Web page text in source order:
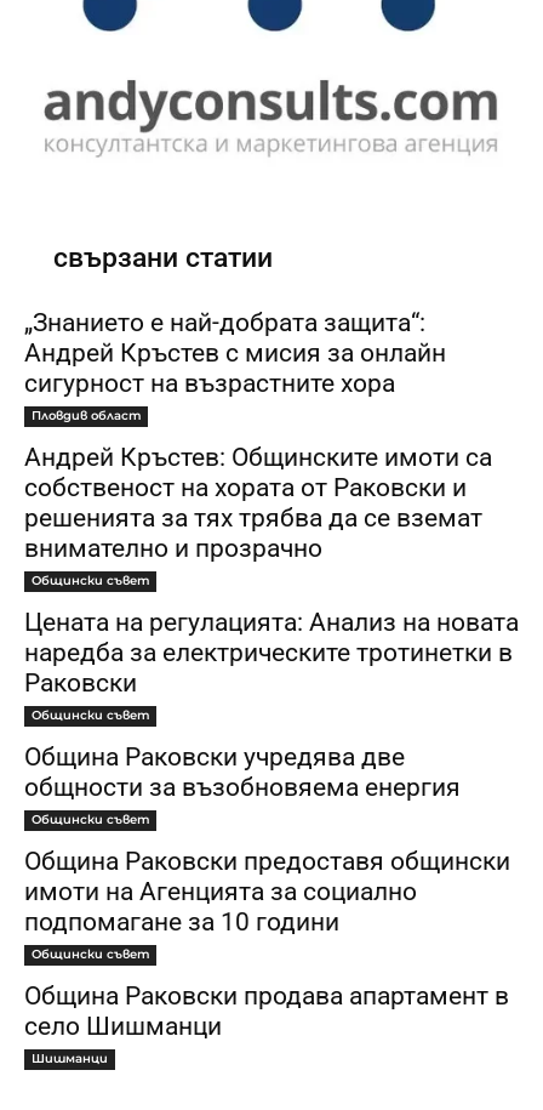
свързани статии
„Знанието е най-добрата защита“:
Андрей Кръстев с мисия за онлайн
сигурност на възрастните хора
Пловдив област
Андрей Кръстев: Общинските имоти са
собственост на хората от Раковски и
решенията за тях трябва да се вземат
внимателно и прозрачно
Общински съвет
Цената на регулацията: Анализ на новата
наредба за електрическите тротинетки в
Раковски
Общински съвет
Община Раковски учредява две
общности за възобновяема енергия
Общински съвет
Община Раковски предоставя общински
имоти на Агенцията за социално
подпомагане за 10 години
Общински съвет
Община Раковски продава апартамент в
село Шишманци
Шишманци